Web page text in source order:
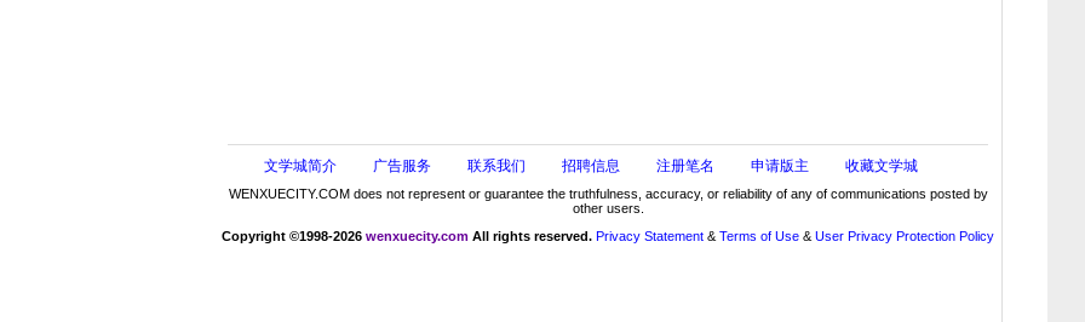
文学城简介 广告服务 联系我们 招聘信息 注册笔名 申请版主 收藏文学城
WENXUECITY.COM does not represent or guarantee the truthfulness, accuracy, or reliability of any of communications posted by
other users.
Copyright ©1998-2026 wenxuecity.com All rights reserved. Privacy Statement & Terms of Use & User Privacy Protection Policy